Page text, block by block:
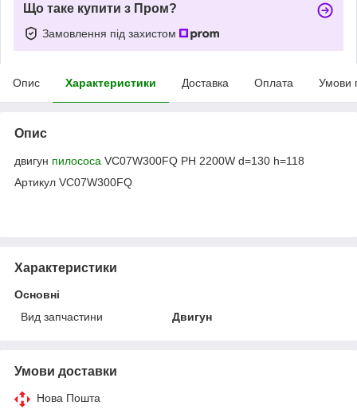
Що таке купити з Пром?
Замовлення під захистом
Опис Характеристики Доставка Оплата Умови
Опис
двигун пилососа VC07W300FQ PH 2200W d=130 h=118
Артикул VC07W300FQ
Характеристики
Основні
Вид запчастини
Двигун
Умови доставки
Нова Пошта